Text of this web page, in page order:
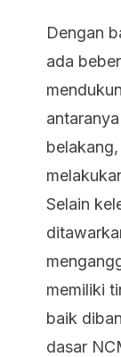
Dengan
ada
Selain
memiliki
baik
dasar